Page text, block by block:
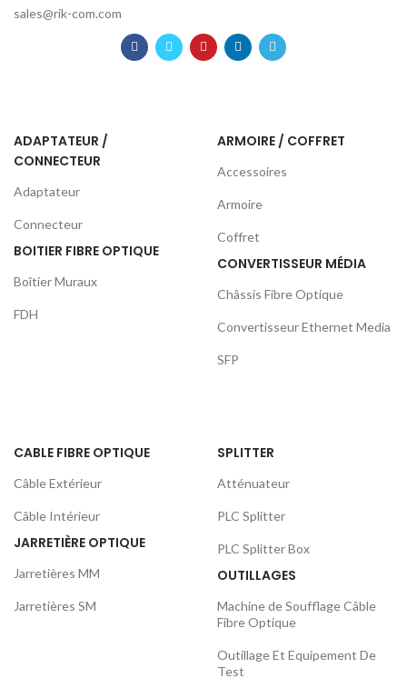
sales@rik-com.com
ADAPTATEUR /
CONNECTEUR
Adaptateur
Connecteur
BOITIER FIBRE OPTIQUE
Boîtier Muraux
FDH
ARMOIRE / COFFRET
Accessoires
Armoire
Coffret
CONVERTISSEUR MÉDIA
Châssis Fibre Optique
Convertisseur Ethernet Media
SFP
CABLE FIBRE OPTIQUE
Câble Extérieur
Câble Intérieur
JARRETIÈRE OPTIQUE
Jarretières MM
Jarretières SM
SPLITTER
Atténuateur
PLC Splitter
PLC Splitter Box
OUTILLAGES
Machine de Soufflage Câble
Fibre Optique
Outillage Et Equipement De
Test